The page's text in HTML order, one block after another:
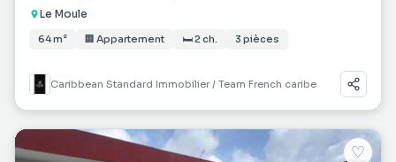
Le Moule
64 m² 🏢 Appartement 🛏 2 ch. 3 pièces
Caribbean Standard Immobilier / Team French caribe
♡